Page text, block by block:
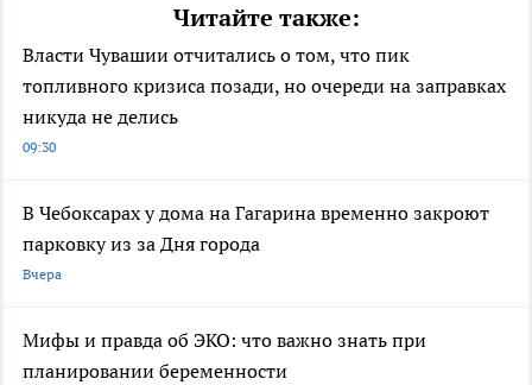
Читайте также:
Власти Чувашии отчитались о том, что пик
топливного кризиса позади, но очереди на заправках
никуда не делись
09:30
В Чебоксарах у дома на Гагарина временно закроют
парковку из за Дня города
Вчера
Мифы и правда об ЭКО: что важно знать при
планировании беременности